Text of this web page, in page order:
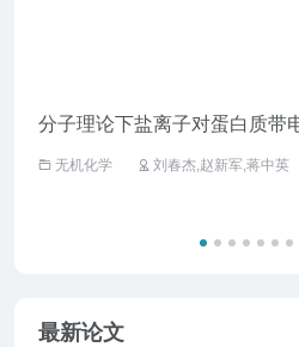
分子理论下盐离子对蛋白质带
无机化学 刘春杰,赵新军,蒋中英
最新论文